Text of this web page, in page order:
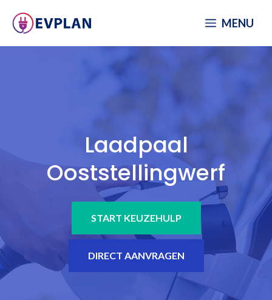
naar
MENU
Laadpaal
Ooststellingwerf
START KEUZEHULP
DIRECT AANVRAGEN